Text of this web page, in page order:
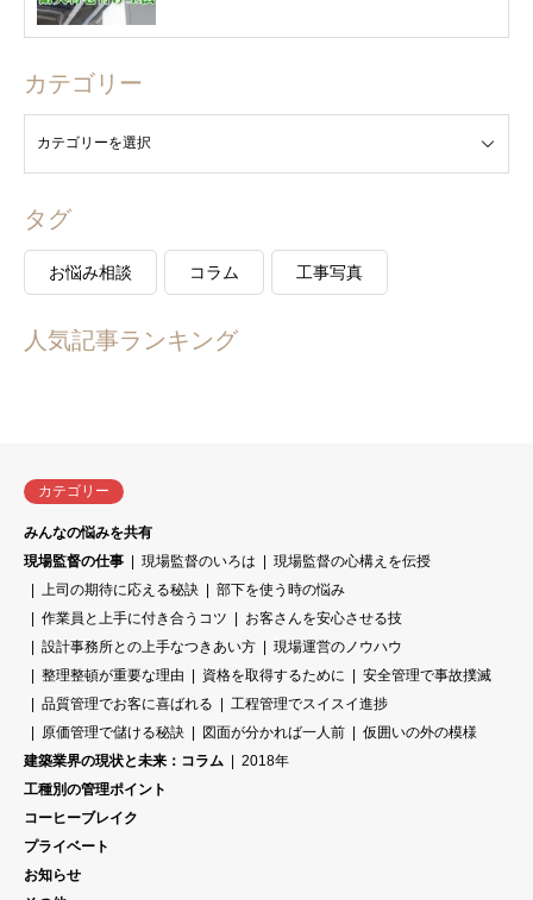
カテゴリー
タグ
お悩み相談 コラム 工事写真
人気記事ランキング
カテゴリー
みんなの悩みを共有
現場監督の仕事
現場監督のいろは
現場監督の心構えを伝授
上司の期待に応える秘訣
部下を使う時の悩み
作業員と上手に付き合うコツ
お客さんを安心させる技
設計事務所との上手なつきあい方
現場運営のノウハウ
整理整頓が重要な理由
資格を取得するために
安全管理で事故撲滅
品質管理でお客に喜ばれる
工程管理でスイスイ進捗
原価管理で儲ける秘訣
図面が分かれば一人前
仮囲いの外の模様
建築業界の現状と未来：コラム
2018年
工種別の管理ポイント
コーヒーブレイク
プライベート
お知らせ